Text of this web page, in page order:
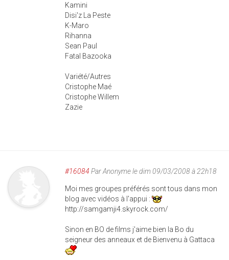
Kamini
Disi'z La Peste
K-Maro
Rihanna
Sean Paul
Fatal Bazooka
Variété/Autres
Cristophe Maé
Cristophe Willem
Zazie
#16084 ParAnonymele dim 09/03/2008 à 22h18
Moi mes groupes préférés sont tous dans mon
blog avec vidéos à l'appui :
http://samgamji4.skyrock.com/
Sinon en BO de films j'aime bien la Bo du
seigneur des anneaux et de Bienvenu à Gattaca